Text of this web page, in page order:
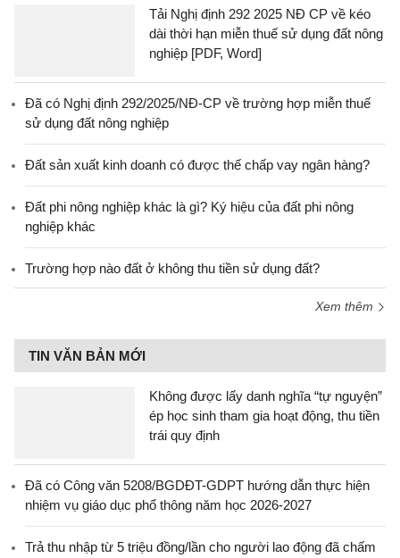
Tải Nghị định 292 2025 NĐ CP về kéo
dài thời hạn miễn thuế sử dụng đất nông
nghiệp [PDF, Word]
Đã có Nghị định 292/2025/NĐ-CP về trường hợp miễn thuế
sử dụng đất nông nghiệp
Đất sản xuất kinh doanh có được thế chấp vay ngân hàng?
Đất phi nông nghiệp khác là gì? Ký hiệu của đất phi nông
nghiệp khác
Trường hợp nào đất ở không thu tiền sử dụng đất?
Xem thêm
TIN VĂN BẢN MỚI
Không được lấy danh nghĩa “tự nguyện”
ép học sinh tham gia hoạt động, thu tiền
trái quy định
Đã có Công văn 5208/BGDĐT-GDPT hướng dẫn thực hiện
nhiệm vụ giáo dục phổ thông năm học 2026-2027
Trả thu nhập từ 5 triệu đồng/lần cho người lao động đã chấm